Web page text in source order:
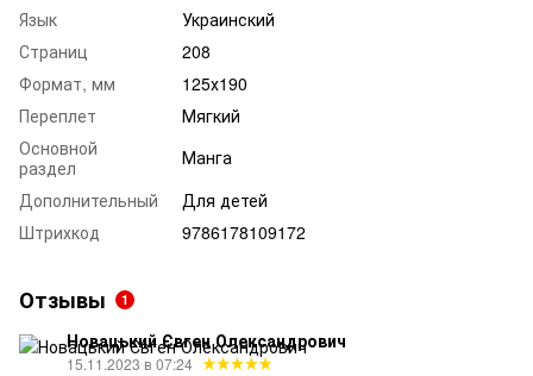
Язык
Украинский
Страниц
208
Формат, мм
125х190
Переплет
Мягкий
Основной
раздел
Манга
Дополнительный
Для детей
Штрихкод
9786178109172
Отзывы 1
Новацький Євген Олександрович
15.11.2023 в 07:24